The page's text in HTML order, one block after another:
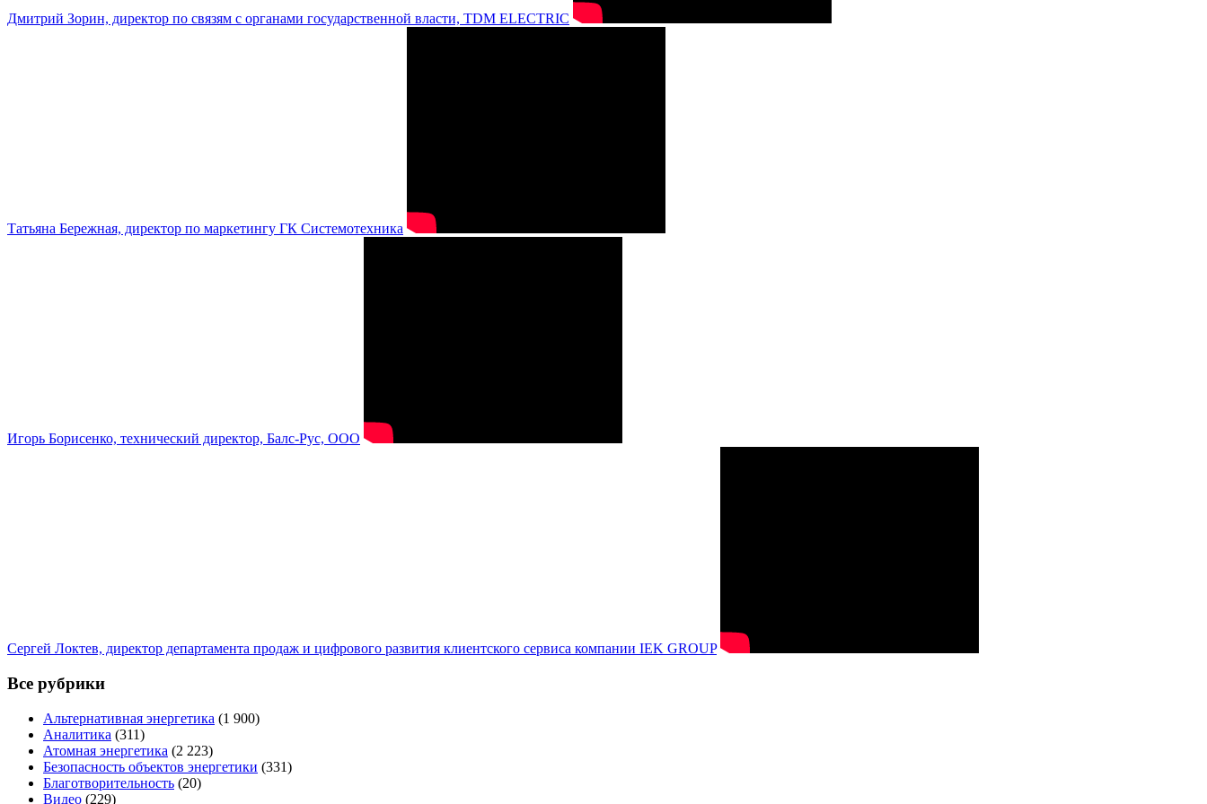
Дмитрий Зорин, директор по связям с органами государственной власти, TDM ELECTRIC
Татьяна Бережная, директор по маркетингу ГК Системотехника
Игорь Борисенко, технический директор, Балс-Рус, ООО
Сергей Локтев, директор департамента продаж и цифрового развития клиентского сервиса компании IEK GROUP
Все рубрики
Альтернативная энергетика (1 900)
Аналитика (311)
Атомная энергетика (2 223)
Безопасность объектов энергетики (331)
Благотворительность (20)
Видео (229)